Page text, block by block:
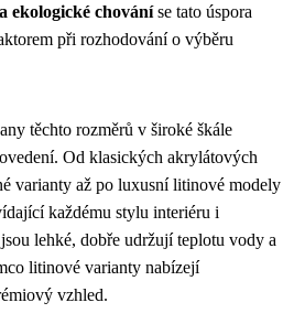
ekologické chováníse tato úspora
při rozhodování o výběru
těchto rozměrů v široké škále
Od klasických akrylátových
varianty až po luxusní litinové modely
každému stylu interiéru i
lehké, dobře udržují teplotu vody a
litinové varianty nabízejí
vzhled.